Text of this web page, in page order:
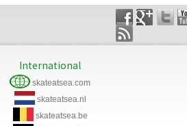
International
skateatsea.com
skateatsea.nl
skateatsea.be